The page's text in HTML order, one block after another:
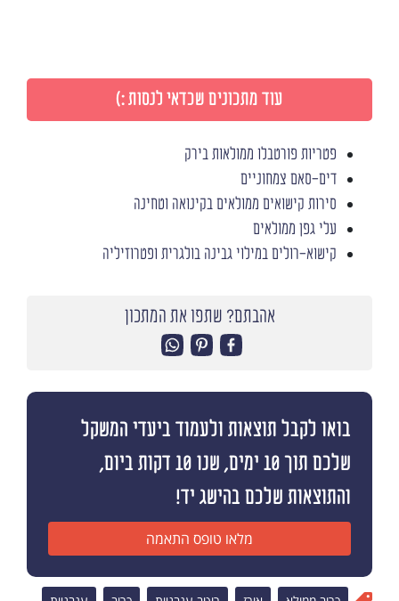
עוד מתכונים שכדאי לנסות :)
פטריות פורטבלו ממולאות בירק
דים-סאם צמחוניים
סירות קישואים ממולאים בקינואה וטחינה
עלי גפן ממולאים
קישוא-רולים במילוי גבינה בולגרית ופטרוזיליה
אהבתם? שתפו את המתכון
בואו לקבל תוצאות ולעמוד ביעדי המשקל
שלכם תוך 10 ימים, שנו 10 דקות ביום,
והתוצאות שלכם בהישג יד!
מלאו טופס התאמה